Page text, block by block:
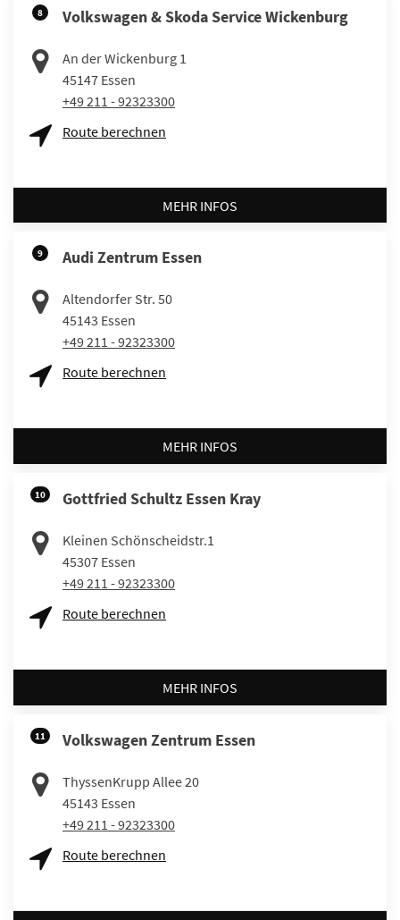
8 Volkswagen & Skoda Service Wickenburg
An der Wickenburg 1
45147 Essen
+49 211 - 92323300
Route berechnen
MEHR INFOS
9 Audi Zentrum Essen
Altendorfer Str. 50
45143 Essen
+49 211 - 92323300
Route berechnen
MEHR INFOS
10 Gottfried Schultz Essen Kray
Kleinen Schönscheidstr.1
45307 Essen
+49 211 - 92323300
Route berechnen
MEHR INFOS
11 Volkswagen Zentrum Essen
ThyssenKrupp Allee 20
45143 Essen
+49 211 - 92323300
Route berechnen